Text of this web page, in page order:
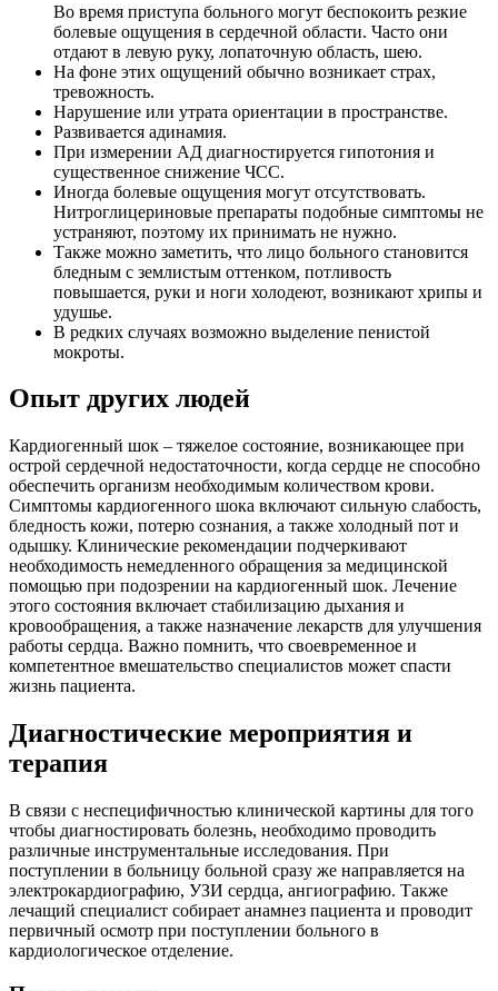
Во время приступа больного могут беспокоить резкие
болевые ощущения в сердечной области. Часто они
отдают в левую руку, лопаточную область, шею.
На фоне этих ощущений обычно возникает страх,
тревожность.
Нарушение или утрата ориентации в пространстве.
Развивается адинамия.
При измерении АД диагностируется гипотония и
существенное снижение ЧСС.
Иногда болевые ощущения могут отсутствовать.
Нитроглицериновые препараты подобные симптомы не
устраняют, поэтому их принимать не нужно.
Также можно заметить, что лицо больного становится
бледным с землистым оттенком, потливость
повышается, руки и ноги холодеют, возникают хрипы и
удушье.
В редких случаях возможно выделение пенистой
мокроты.
Опыт других людей
Кардиогенный шок – тяжелое состояние, возникающее при
острой сердечной недостаточности, когда сердце не способно
обеспечить организм необходимым количеством крови.
Симптомы кардиогенного шока включают сильную слабость,
бледность кожи, потерю сознания, а также холодный пот и
одышку. Клинические рекомендации подчеркивают
необходимость немедленного обращения за медицинской
помощью при подозрении на кардиогенный шок. Лечение
этого состояния включает стабилизацию дыхания и
кровообращения, а также назначение лекарств для улучшения
работы сердца. Важно помнить, что своевременное и
компетентное вмешательство специалистов может спасти
жизнь пациента.
Диагностические мероприятия и
терапия
В связи с неспецифичностью клинической картины для того
чтобы диагностировать болезнь, необходимо проводить
различные инструментальные исследования. При
поступлении в больницу больной сразу же направляется на
электрокардиографию, УЗИ сердца, ангиографию. Также
лечащий специалист собирает анамнез пациента и проводит
первичный осмотр при поступлении больного в
кардиологическое отделение.